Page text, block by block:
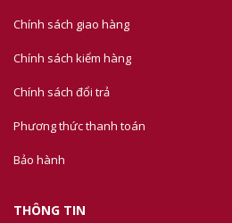
Chính sách giao hàng
Chính sách kiểm hàng
Chính sách đổi trả
Phương thức thanh toán
Bảo hành
THÔNG TIN